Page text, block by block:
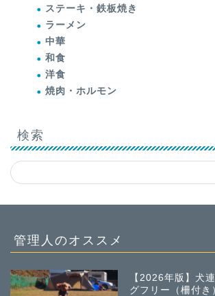
ステーキ・鉄板焼き
ラーメン
中華
和食
洋食
焼肉・ホルモン
検索
管理人のオススメ
【2026年版】犬
グフリー（柵付き